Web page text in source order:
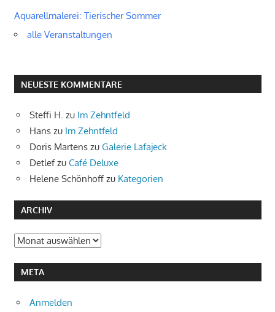
Aquarellmalerei: Tierischer Sommer
alle Veranstaltungen
NEUESTE KOMMENTARE
Steffi H. zu Im Zehntfeld
Hans zu Im Zehntfeld
Doris Martens zu Galerie Lafajeck
Detlefzu Café Deluxe
Helene Schönhoff zu Kategorien
ARCHIV
Archiv
META
Anmelden